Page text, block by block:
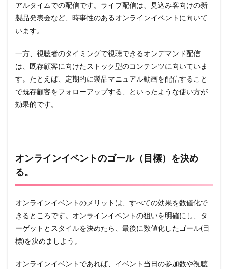
アルタイムでの配信です。ライブ配信は、見込み客向けの新
製品発表会など、時事性のあるオンラインイベントに向いて
います。
一方、視聴者のタイミングで視聴できるオンデマンド配信
は、既存顧客に向けたストック型のコンテンツに向いていま
す。たとえば、定期的に製品マニュアル動画を配信すること
で既存顧客をフォローアップする、といったような使い方が
効果的です。
オンラインイベントのゴール（目標）を決め
る。
オンラインイベントのメリットは、すべての効果を数値化で
きるところです。オンラインイベントの狙いを明確にし、タ
ーゲットとスタイルを決めたら、最後に数値化したゴール(目
標)を決めましよう。
オンラインイベントであれば、イベント当日の参加数や視聴